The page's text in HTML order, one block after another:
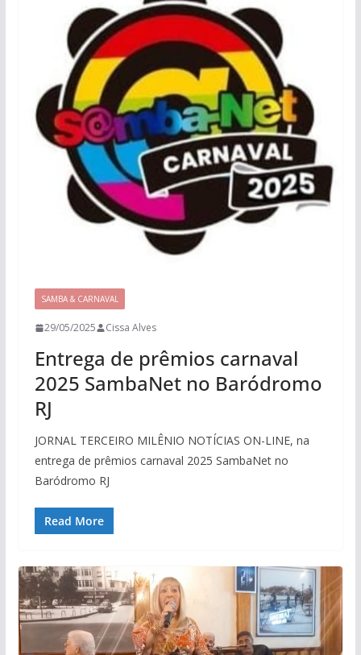
SAMBA & CARNAVAL
29/05/2025 Cissa Alves
Entrega de prêmios carnaval
2025 SambaNet no Baródromo
RJ
JORNAL TERCEIRO MILÊNIO NOTÍCIAS ON-LINE, na
entrega de prêmios carnaval 2025 SambaNet no
Baródromo RJ
Read More